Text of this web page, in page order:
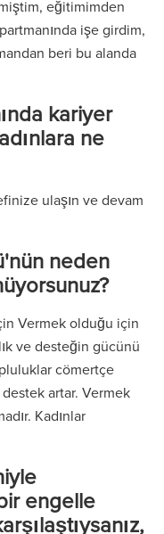
eğitimimden
işe girdim,
beri bu alanda
kariyer
ne
ulaşın ve devam
neden
Vermek olduğu için
ve desteğin gücünü
cömertçe
artar. Vermek
Kadınlar
engelle